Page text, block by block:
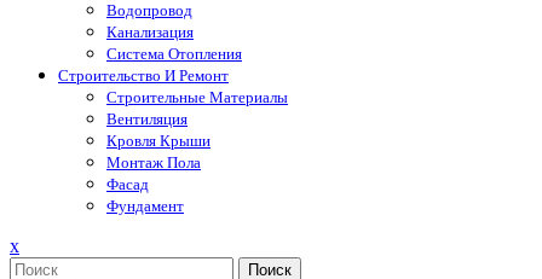
Водопровод
Канализация
Система Отопления
Строительство И Ремонт
Строительные Материалы
Вентиляция
Кровля Крыши
Монтаж Пола
Фасад
Фундамент
xЗакрыть
меню
Поиск